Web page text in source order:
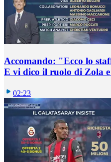
Accomando: "Ecco lo
E vi dico il ruolo di Zola
02:23